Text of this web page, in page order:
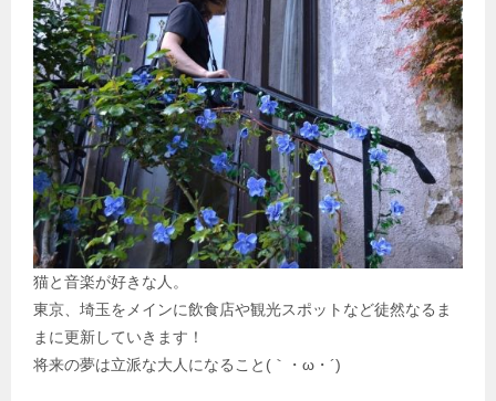
猫と音楽が好きな人。
東京、埼玉をメインに飲食店や観光スポットなど徒然なるま
まに更新していきます！
将来の夢は立派な大人になること(｀・ω・´)